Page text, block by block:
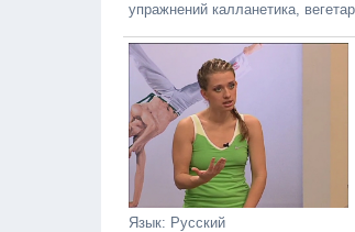
упражнений калланетика,
Язык: Русский